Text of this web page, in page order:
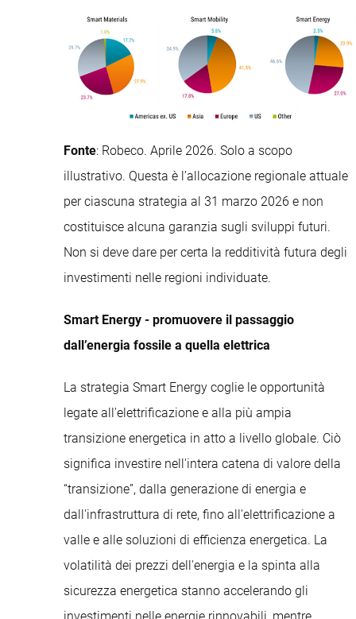
Fonte: Robeco. Aprile 2026. Solo a scopo
illustrativo. Questa è l’allocazione regionale attuale
per ciascuna strategia al 31 marzo 2026 e non
costituisce alcuna garanzia sugli sviluppi futuri.
Non si deve dare per certa la redditività futura degli
investimenti nelle regioni individuate.
Smart Energy - promuovere il passaggio
dall’energia fossile a quella elettrica
La strategia Smart Energy coglie le opportunità
legate all'elettrificazione e alla più ampia
transizione energetica in atto a livello globale. Ciò
significa investire nell'intera catena di valore della
“transizione”, dalla generazione di energia e
dall'infrastruttura di rete, fino all'elettrificazione a
valle e alle soluzioni di efficienza energetica. La
volatilità dei prezzi dell'energia e la spinta alla
sicurezza energetica stanno accelerando gli